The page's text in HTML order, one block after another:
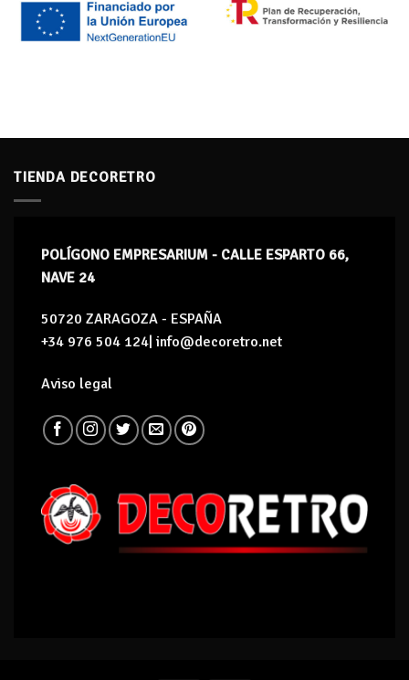
TIENDA DECORETRO
POLÍGONO EMPRESARIUM - CALLE ESPARTO 66,
NAVE 24
50720 ZARAGOZA - ESPAÑA
+34 976 504 124| info@decoretro.net
Aviso legal